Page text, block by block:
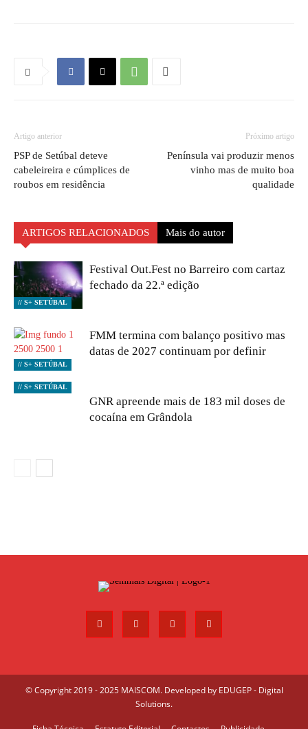
Artigo anterior
PSP de Setúbal deteve
cabeleireira e cúmplices de
roubos em residência
Próximo artigo
Península vai produzir menos
vinho mas de muito boa
qualidade
ARTIGOS RELACIONADOS Mais do autor
// S+ SETÚBAL
Festival Out.Fest no Barreiro com cartaz
fechado da 22.ª edição
// S+ SETÚBAL
FMM termina com balanço positivo mas
datas de 2027 continuam por definir
// S+ SETÚBAL
GNR apreende mais de 183 mil doses de
cocaína em Grândola
© Copyright 2019 - 2025 MAISCOM. Developed by EDUGEP - Digital
Solutions.